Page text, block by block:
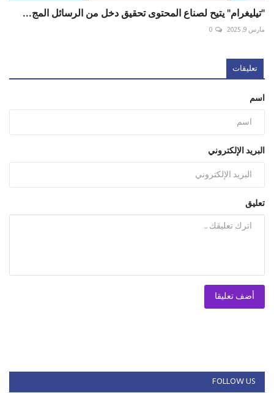
"تيليغرام" يتيح لصناع المحتوى تحقيق دخل من الرسائل المج...
مارس 9, 2025 0
تعليقات
اسم
البريد الإلكتروني
تعليق
أضف تعليقا
FOLLOW US